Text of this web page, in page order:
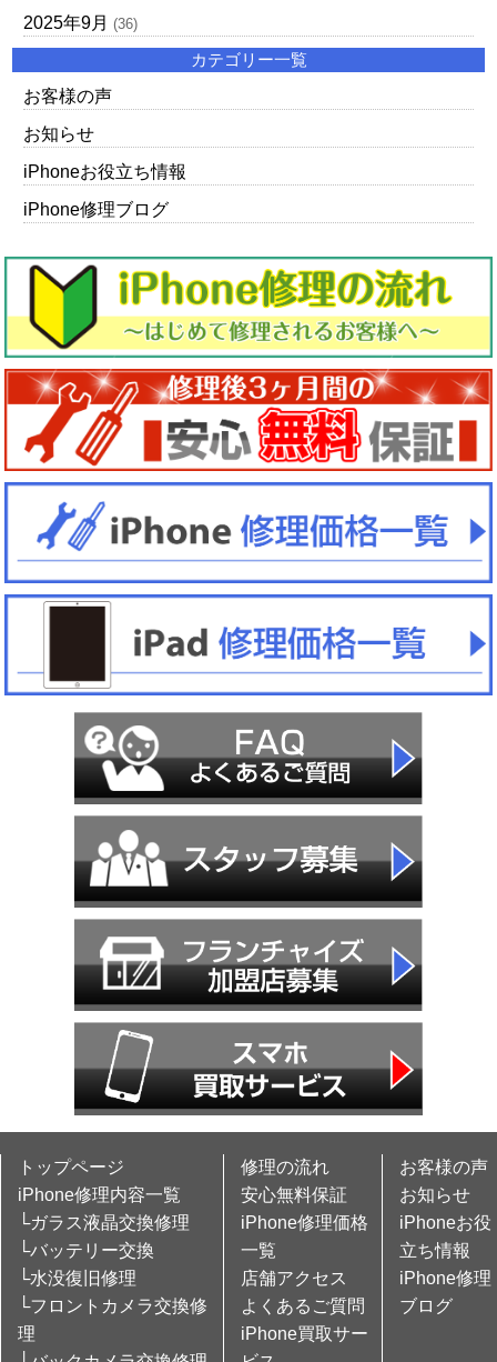
2025年9月 (36)
カテゴリー一覧
お客様の声
お知らせ
iPhoneお役立ち情報
iPhone修理ブログ
トップページ
iPhone修理内容一覧
└ガラス液晶交換修理
└バッテリー交換
└水没復旧修理
└フロントカメラ交換修
理
修理の流れ
安心無料保証
iPhone修理価格
一覧
店舗アクセス
よくあるご質問
iPhone買取サー
お客様の声
お知らせ
iPhoneお役
立ち情報
iPhone修理
ブログ